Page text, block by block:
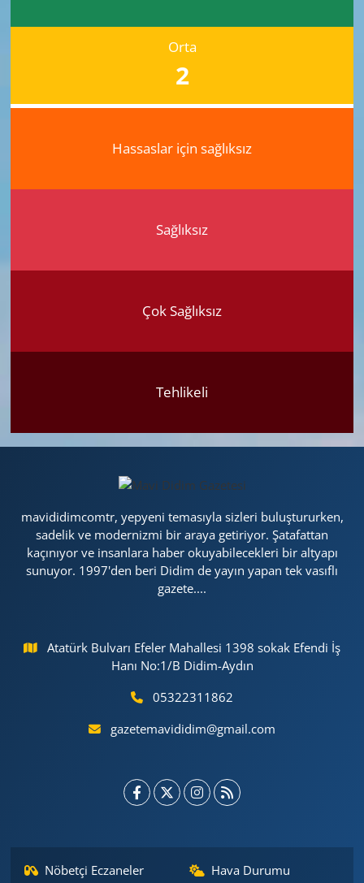
Orta
2
Hassaslar için sağlıksız
Sağlıksız
Çok Sağlıksız
Tehlikeli
mavididimcomtr, yepyeni temasıyla sizleri buluştururken,
sadelik ve modernizmi bir araya getiriyor. Şatafattan
kaçınıyor ve insanlara haber okuyabilecekleri bir altyapı
sunuyor. 1997'den beri Didim de yayın yapan tek vasıflı
gazete....
Atatürk Bulvarı Efeler Mahallesi 1398 sokak Efendi İş
Hanı No:1/B Didim-Aydın
05322311862
gazetemavididim@gmail.com
Nöbetçi Eczaneler Hava Durumu